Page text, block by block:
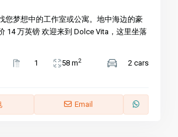
您梦想中的工作室或公寓。地中海边的豪
14 万英镑 欢迎来到 Dolce Vita，这里坐落
1 58 m2
2 cars
Email